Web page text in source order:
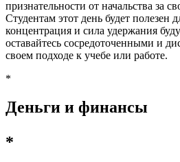
признательности от начальства за
Студентам этот день будет полезен
концентрация и сила удержания
оставайтесь сосредоточенными и
своем подходе к учебе или работе.
*
Деньги и финансы
*